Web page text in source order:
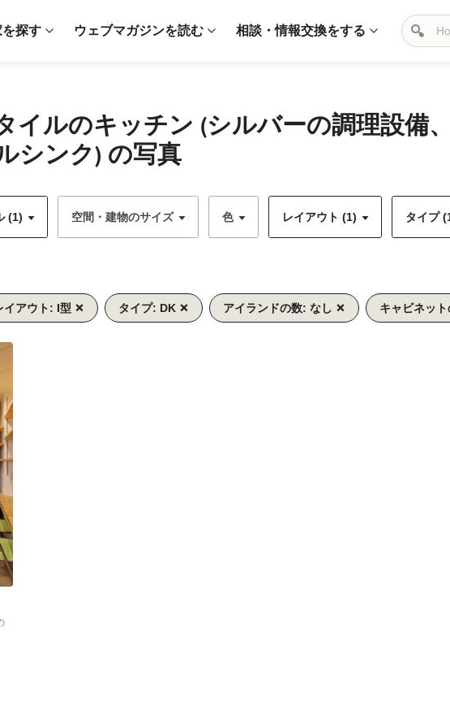
探す ウェブマガジンを読む 相談・情報交換をする
イルのキッチン (シルバーの調理設備
シンク) の写真
(1) 空間・建物のサイズ 色 レイアウト (1) タイプ
イアウト: I型 タイプ: DK アイランドの数: なし キャビネッ